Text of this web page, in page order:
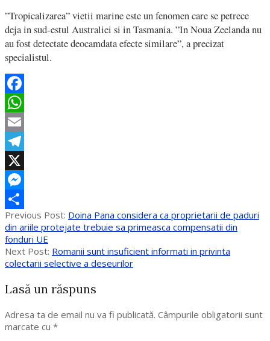
”Tropicalizarea” vietii marine este un fenomen care se petrece
deja in sud-estul Australiei si in Tasmania. ”In Noua Zeelanda nu
au fost detectate deocamdata efecte similare”, a precizat
specialistul.
Facebook
WhatsApp
Email
Telegram
X
Messenger
Partajează
2017-
10-
21
Previous Post: Doina Pana considera ca proprietarii de paduri
din ariile protejate trebuie sa primeasca compensatii din
fonduri UE
Next Post: Romanii sunt insuficient informati in privinta
colectarii selective a deseurilor
Lasă un răspuns
Adresa ta de email nu va fi publicată. Câmpurile obligatorii sunt
marcate cu *